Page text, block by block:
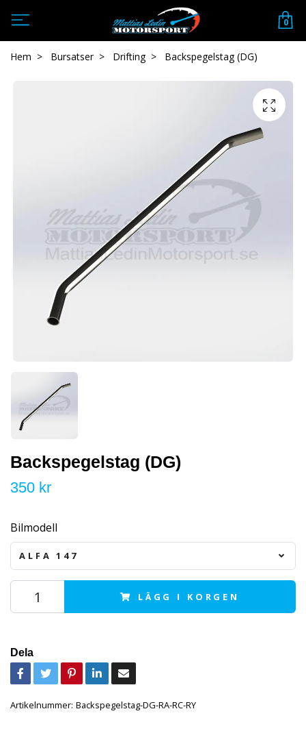
0
Hem Bursatser Drifting Backspegelstag (DG)
Backspegelstag (DG)
350 kr
Bilmodell
ALFA 147
LÄGG I KORGEN
Dela
Artikelnummer: Backspegelstag-DG-RA-RC-RY